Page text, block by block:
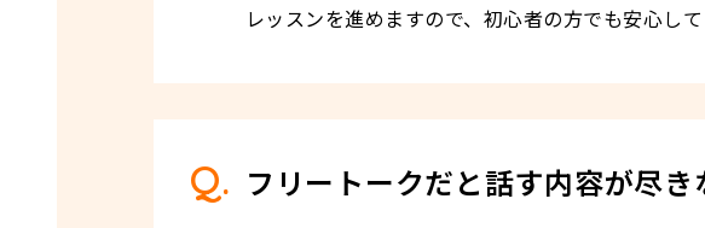
レッスンを進めますので、初心者の方でも安心し
フリートークだと話す内容が尽き